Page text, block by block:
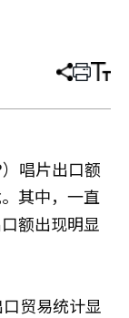
分
章
打 调
小
唱片出口额
其中，一直
额出现明显
贸易统计显